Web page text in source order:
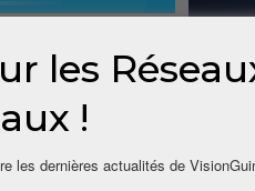
les
!
les dernières actualités de